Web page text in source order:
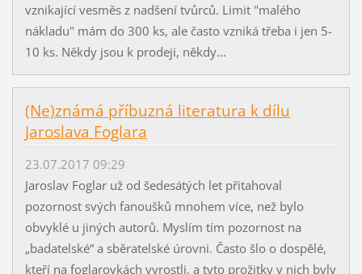
vznikající vesměs z nadšení tvůrců. Limit "malého
nákladu" mám do 300 ks, ale často vzniká třeba i jen 5-
10 ks. Někdy jsou k prodeji, někdy...
(Ne)známá příbuzná literatura k dílu
Jaroslava Foglara
23.07.2017 09:29
Jaroslav Foglar už od šedesátých let přitahoval
pozornost svých fanoušků mnohem více, než bylo
obvyklé u jiných autorů. Myslím tím pozornost na
„badatelské“ a sběratelské úrovni. Často šlo o dospělé,
kteří na foglarovkách vyrostli, a tyto prožitky v nich byly